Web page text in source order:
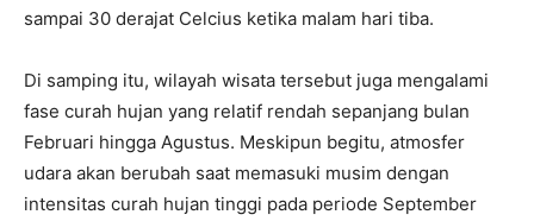
sampai 30 derajat Celcius ketika malam hari tiba.
Di samping itu, wilayah wisata tersebut juga mengalami
fase curah hujan yang relatif rendah sepanjang bulan
Februari hingga Agustus. Meskipun begitu, atmosfer
udara akan berubah saat memasuki musim dengan
intensitas curah hujan tinggi pada periode September